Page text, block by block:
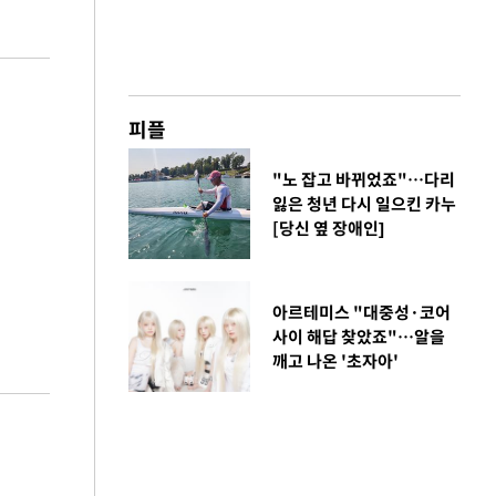
피플
"노 잡고 바뀌었죠"…다리
잃은 청년 다시 일으킨 카누
[당신 옆 장애인]
아르테미스 "대중성·코어
사이 해답 찾았죠"…알을
깨고 나온 '초자아'